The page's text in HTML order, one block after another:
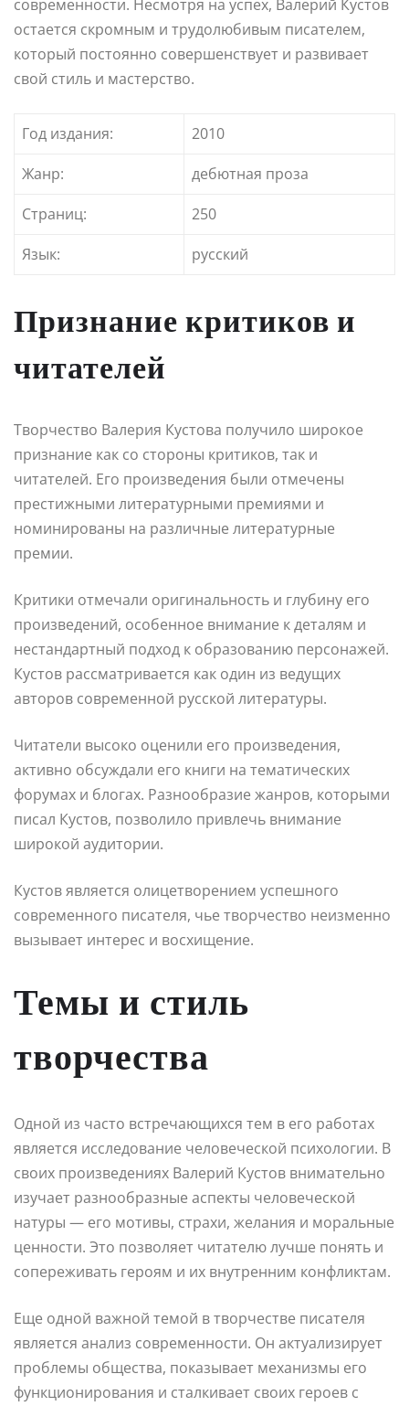
современности. Несмотря на успех, Валерий Кустов
остается скромным и трудолюбивым писателем,
который постоянно совершенствует и развивает
свой стиль и мастерство.
Год издания:
2010
Жанр:
дебютная проза
Страниц:
250
Язык:
русский
Признание критиков и
читателей
Творчество Валерия Кустова получило широкое
признание как со стороны критиков, так и
читателей. Его произведения были отмечены
престижными литературными премиями и
номинированы на различные литературные
премии.
Критики отмечали оригинальность и глубину его
произведений, особенное внимание к деталям и
нестандартный подход к образованию персонажей.
Кустов рассматривается как один из ведущих
авторов современной русской литературы.
Читатели высоко оценили его произведения,
активно обсуждали его книги на тематических
форумах и блогах. Разнообразие жанров, которыми
писал Кустов, позволило привлечь внимание
широкой аудитории.
Кустов является олицетворением успешного
современного писателя, чье творчество неизменно
вызывает интерес и восхищение.
Темы и стиль
творчества
Одной из часто встречающихся тем в его работах
является исследование человеческой психологии. В
своих произведениях Валерий Кустов внимательно
изучает разнообразные аспекты человеческой
натуры — его мотивы, страхи, желания и моральные
ценности. Это позволяет читателю лучше понять и
сопереживать героям и их внутренним конфликтам.
Еще одной важной темой в творчестве писателя
является анализ современности. Он актуализирует
проблемы общества, показывает механизмы его
функционирования и сталкивает своих героев с